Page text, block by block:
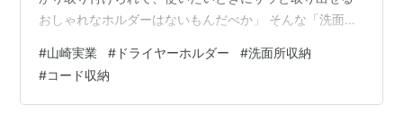
おしゃれなホルダーはないもんだべか」 そんな「洗面所
して、毎日の身支度をラクにしたい」問題を、抜群のデ
ザイン性と便利なコードまとめ構造で解決してけろるア
イテムを紹介するべ！それが、山崎実業のブランド
#山崎実業 # ドライヤーホルダー #洗面所収納
#コード収納